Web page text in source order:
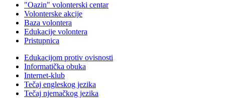
"Oazin" volonterski centar
Volonterske akcije
Baza volontera
Edukacije volontera
Pristupnica
Edukacijom protiv ovisnosti
Informatička obuka
Internet-klub
Tečaj engleskog jezika
Tečaj njemačkog jezika